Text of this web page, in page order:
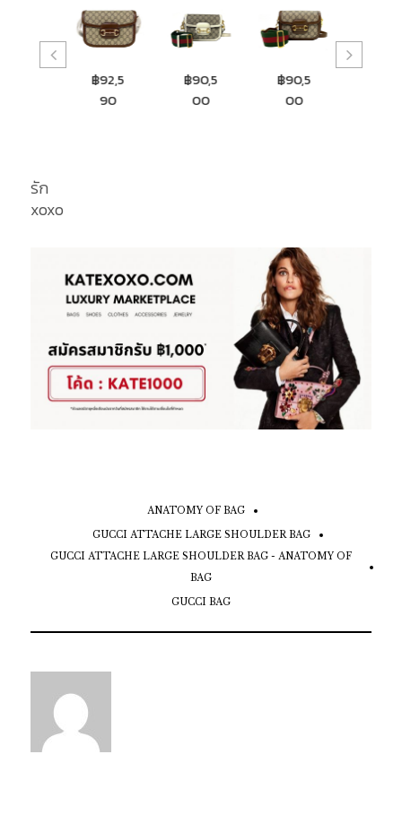
฿92,5
90
฿90,5
00
฿90,5
00
รัก
xoxo
ANATOMY OF BAG
GUCCI ATTACHE LARGE SHOULDER BAG
GUCCI ATTACHE LARGE SHOULDER BAG - ANATOMY OF
BAG
GUCCI BAG